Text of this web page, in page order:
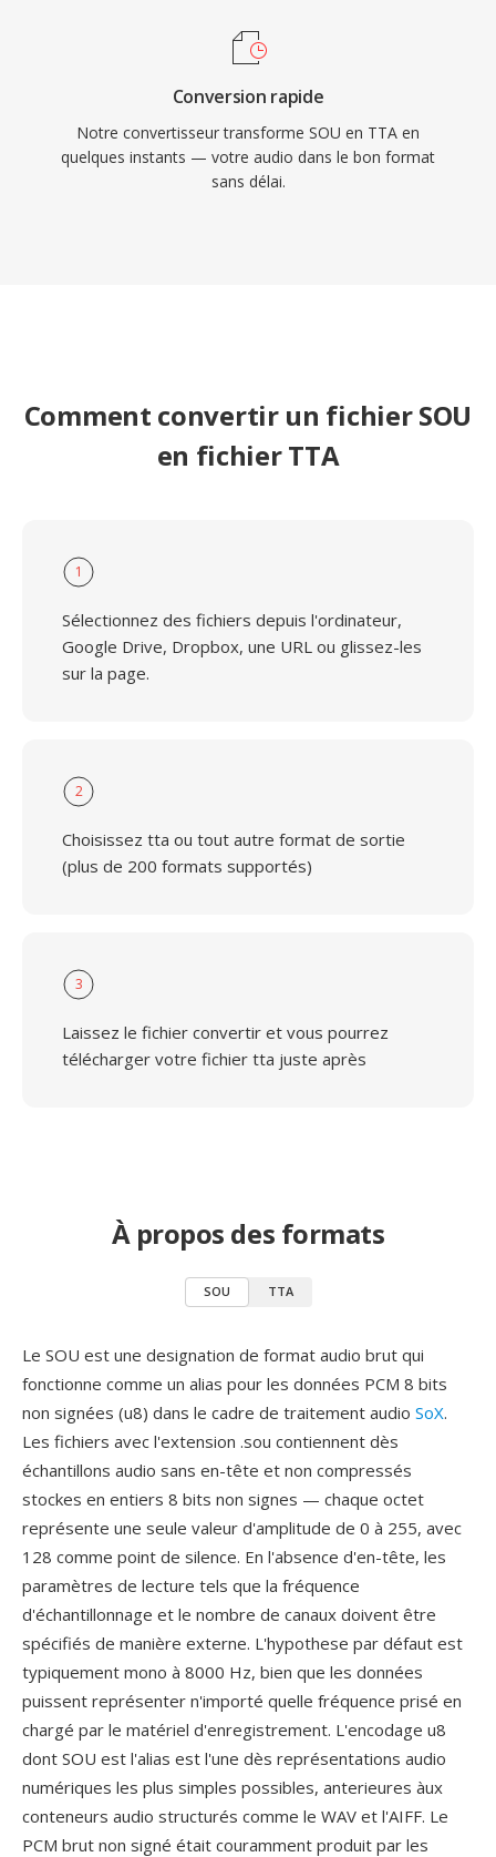
Conversion rapide
Notre convertisseur transforme SOU en TTA en
quelques instants — votre audio dans le bon format
sans délai.
Comment convertir un fichier SOU
en fichier TTA
1
Sélectionnez des fichiers depuis l'ordinateur,
Google Drive, Dropbox, une URL ou glissez-les
sur la page.
2
Choisissez tta ou tout autre format de sortie
(plus de 200 formats supportés)
3
Laissez le fichier convertir et vous pourrez
télécharger votre fichier tta juste après
À propos des formats
SOU TTA
Le SOU est une designation de format audio brut qui
fonctionne comme un alias pour les données PCM 8 bits
non signées (u8) dans le cadre de traitement audio SoX.
Les fichiers avec l'extension .sou contiennent dès
échantillons audio sans en-tête et non compressés
stockes en entiers 8 bits non signes — chaque octet
représente une seule valeur d'amplitude de 0 à 255, avec
128 comme point de silence. En l'absence d'en-tête, les
paramètres de lecture tels que la fréquence
d'échantillonnage et le nombre de canaux doivent être
spécifiés de manière externe. L'hypothese par défaut est
typiquement mono à 8000 Hz, bien que les données
puissent représenter n'importé quelle fréquence prisé en
chargé par le matériel d'enregistrement. L'encodage u8
dont SOU est l'alias est l'une dès représentations audio
numériques les plus simples possibles, anterieures àux
conteneurs audio structurés comme le WAV et l'AIFF. Le
PCM brut non signé était couramment produit par les